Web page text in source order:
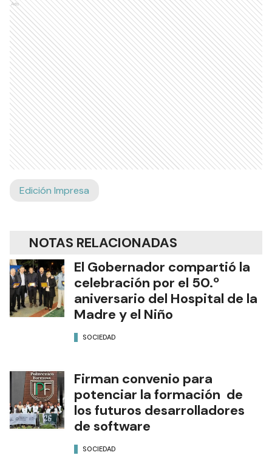
Ads
Edición Impresa
NOTAS RELACIONADAS
El Gobernador compartió la
celebración por el 50.º
aniversario del Hospital de la
Madre y el Niño
SOCIEDAD
Firman convenio para
potenciar la formación de
los futuros desarrolladores
de software
SOCIEDAD